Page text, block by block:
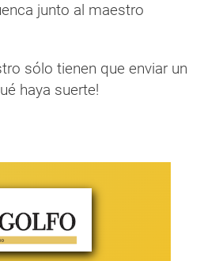
junto al maestro
sólo tienen que enviar un
haya suerte!